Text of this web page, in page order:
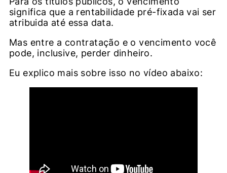
significa que a rentabilidade pré-fixada vai ser
atribuida até essa data.
Mas entre a contratação e o vencimento você
pode, inclusive, perder dinheiro.
Eu explico mais sobre isso no vídeo abaixo: